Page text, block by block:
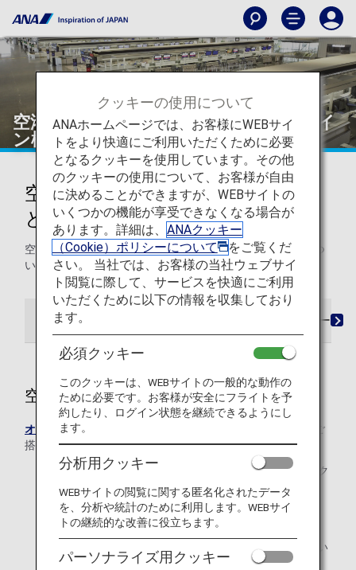
空港でのご搭乗手続きと自動チェックイ
ン機
空港カウンターでのご搭乗手続き
と自動チェックイン機
空港カウンターと自動チェックイン機でのご搭乗手続きにつ
いて、詳しくご案内します。
空港でのご搭乗手続き チェックインカウンター営
空港でのご搭乗手続き
オンラインチェックイン
がお済みでないお客様は、空港でご
搭乗便の搭乗手続きが必要です。
ご出発の60分前(*)までに、ご自身とお手荷物のチェック
インをお済ませください。
(*) ベトナムの空港を出発する場合は、50分前まで
ご搭乗口へは30分前までにお越しください。
ご出発時刻の10分前を過ぎますとお乗りいただけない
場合がございます。
クッキーの使用について
ANAホームページでは、お客様にWEBサイ
トをより快適にご利用いただくために必要
となるクッキーを使用しています。その他
のクッキーの使用について、お客様が自由
に決めることができますが、WEBサイトの
いくつかの機能が享受できなくなる場合が
あります。詳細は、 ANAクッキー
（Cookie）ポリシーについて
をご覧くだ
さい。 当社では、お客様の当社ウェブサイ
ト閲覧に際して、サービスを快適にご利用
いただくために以下の情報を収集しており
ます。
必須クッキー
このクッキーは、WEBサイトの一般的な動作の
ために必要です。お客様が安全にフライトを予
約したり、ログイン状態を継続できるようにし
ます。
分析用クッキー
WEBサイトの閲覧に関する匿名化されたデータ
を、分析や統計のために利用します。WEBサイ
トの継続的な改善に役立ちます。
パーソナライズ用クッキー